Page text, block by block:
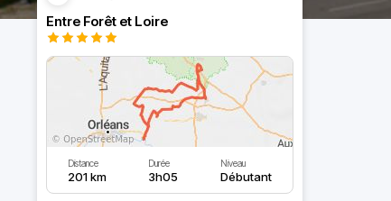
Entre Forêt et Loire
Distance
201 km
Durée
3h05
Niveau
Débutant